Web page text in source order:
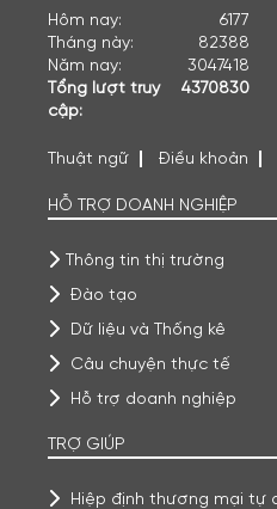
Hôm nay:
6177
Tháng này:
82388
Năm nay:
3047418
Tổng lượt truy
cập:
4370830
Thuật ngữ Điều khoản
HỖ TRỢ DOANH NGHIỆP
Thông tin thị trường
Đào tạo
Dữ liệu và Thống kê
Câu chuyện thực tế
Hỗ trợ doanh nghiệp
TRỢ GIÚP
Hiệp định thương mại tự